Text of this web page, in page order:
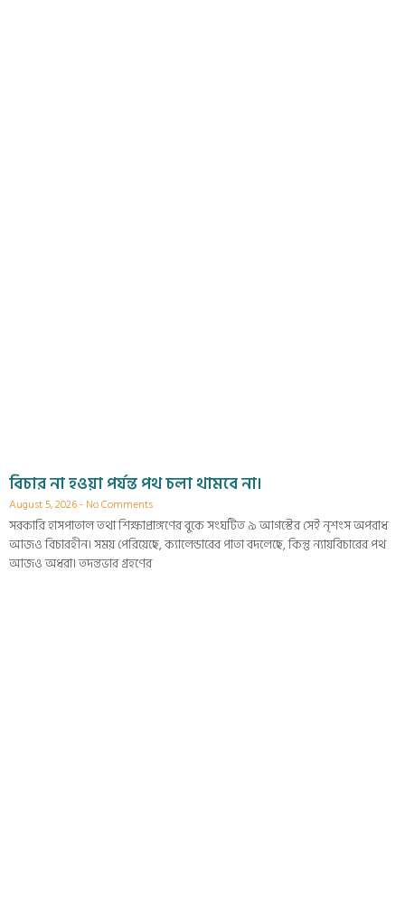
বিচার না হওয়া পর্যন্ত পথ চলা থামবে না।
August 5, 2026 No Comments
সরকারি হাসপাতাল তথা শিক্ষাপ্রাঙ্গণের বুকে সংঘটিত ৯ আগস্টের সেই নৃশংস অপরাধ
আজও বিচারহীন। সময় পেরিয়েছে, ক্যালেন্ডারের পাতা বদলেছে, কিন্তু ন্যায়বিচারের পথ
আজও অধরা। তদন্তভার গ্রহণের